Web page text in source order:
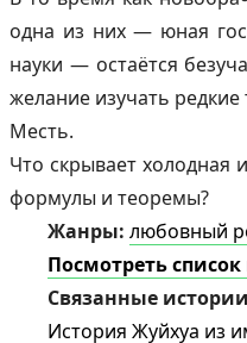
одна из них — юная
науки — остаётся
желание изучать
Месть.
Что скрывает
формулы и теоремы?
Жанры: любовный
Посмотреть
Связанные
История Жуйхуа из